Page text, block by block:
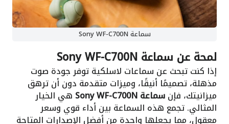
سماعة Sony WF-C700N
لمحة عن سماعة Sony WF-C700N
إذا كنت تبحث عن سماعات لاسلكية توفر جودة صوت
مذهلة، تصميمًا أنيقًا، وميزات متقدمة دون أن ترهق
ميزانيتك، فإنسماعة Sony WF-C700N هي الخيار
المثالي. تجمع هذه السماعة بين أداء قوي وسعر
معقول، مما يجعلها واحدة من أفضل الإصدارات المتاحة